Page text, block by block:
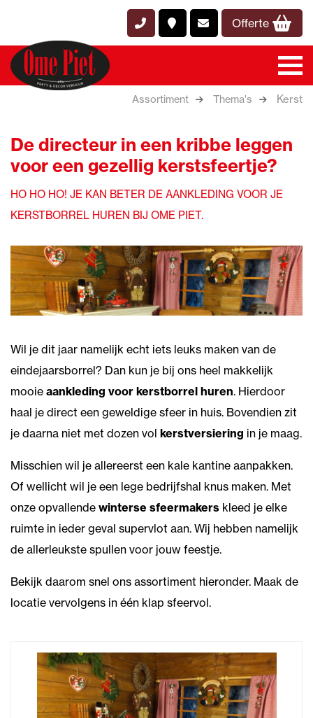
Offerte
Assortiment Thema's Kerst
De directeur in een kribbe leggen
voor een gezellig kerstsfeertje?
HO HO HO! JE KAN BETER DE AANKLEDING VOOR JE
KERSTBORREL HUREN BIJ OME PIET.
Wil je dit jaar namelijk echt iets leuks maken van de
eindejaarsborrel? Dan kun je bij ons heel makkelijk
mooie aankleding voor kerstborrel huren. Hierdoor
haal je direct een geweldige sfeer in huis. Bovendien zit
je daarna niet met dozen vol kerstversiering in je maag.
Misschien wil je allereerst een kale kantine aanpakken.
Of wellicht wil je een lege bedrijfshal knus maken. Met
onze opvallende winterse sfeermakers kleed je elke
ruimte in ieder geval supervlot aan. Wij hebben namelijk
de allerleukste spullen voor jouw feestje.
Bekijk daarom snel ons assortiment hieronder. Maak de
locatie vervolgens in één klap sfeervol.